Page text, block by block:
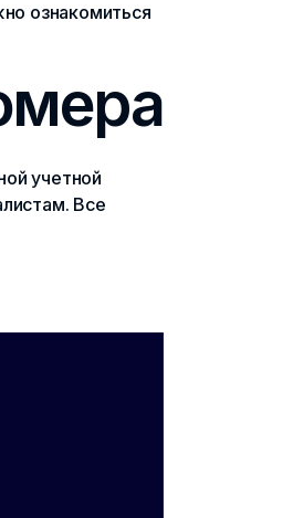
ознакомиться
учетной
Все